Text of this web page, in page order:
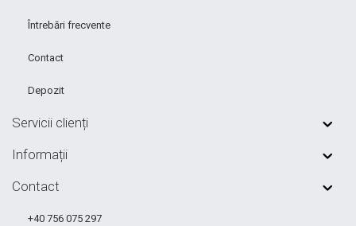
Întrebări frecvente
Contact
Depozit
Servicii clienți
Informații
Contact
+40 756 075 297